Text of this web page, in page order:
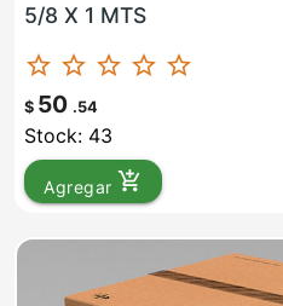
5/8 X 1 MTS
star_border star_border star_border star_border star_border
$ 50 .54
Stock: 43
Agregar add_shopping_cart